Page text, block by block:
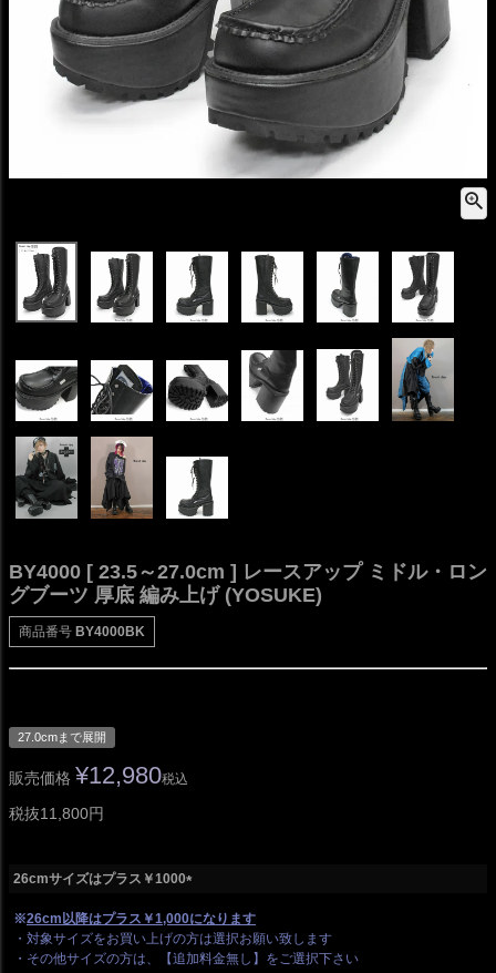
BY4000 [ 23.5～27.0cm ] レースアップ ミドル・ロン
グブーツ 厚底 編み上げ (YOSUKE)
商品番号 BY4000BK
27.0cmまで展開
販売価格 ¥12,980税込
税抜11,800円
26cmサイズはプラス￥1000
必
須
)
※26cm以降はプラス￥1,000になります
・対象サイズをお買い上げの方は選択お願い致します
・その他サイズの方は、【追加料金無し】をご選択下さい